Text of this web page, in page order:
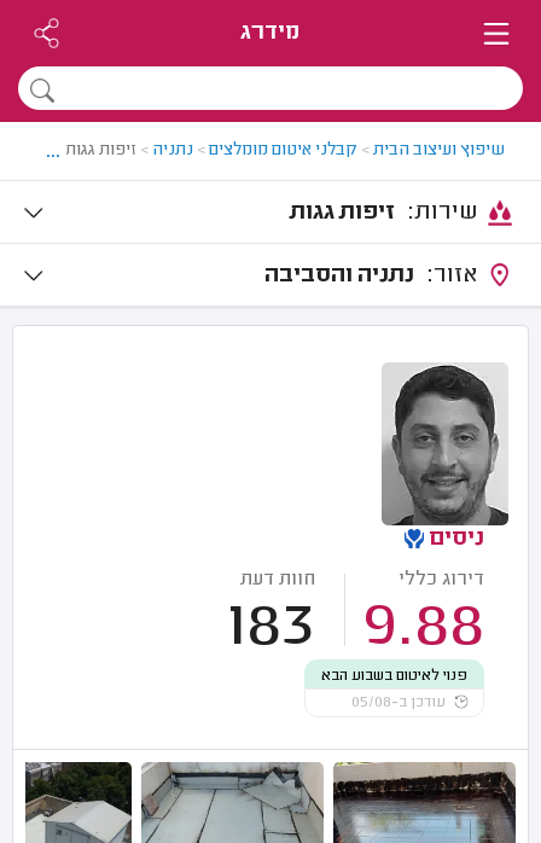
מידרג
שיפוץ ועיצוב הבית> קבלני איטום מומלצים> נתניה > זיפות גגות בנתניה
...
זיפות גגות
נתניה והסביבה
ניסים
דירוג כללי
9.88
חוות דעת
183
פנוי לאיטום בשבוע הבא
עודכן ב-05/08